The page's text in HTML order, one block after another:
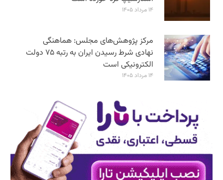
۱۴ مرداد ۱۴۰۵
مرکز پژوهش‌های مجلس: هماهنگی
نهادی شرط رسیدن ایران به رتبه ۷۵ دولت
الکترونیکی است
۱۴ مرداد ۱۴۰۵